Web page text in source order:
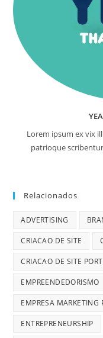
Lorem ipsum ex vix
patrioque
Relacionados
ADVERTISING
CRIACAO DE SITE
CRIACAO DE SITE
EMPREENDEDORISMO
EMPRESA MARKETING
ENTREPRENEURSHIP